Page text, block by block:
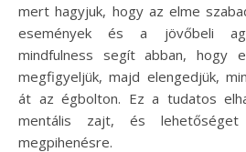
mert hagyjuk, hogy az elme
események és a jövőbeli
mindfulness segít abban, hogy
megfigyeljük, majd elengedjük,
át az égbolton. Ez a tudatos
mentális zajt, és
megpihenésre.